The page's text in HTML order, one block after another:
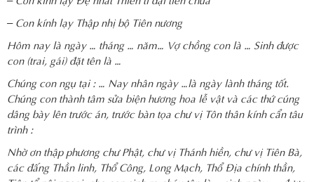
– Con kính lạy Thập nhị bộ Tiên nương
Hôm nay là ngày … tháng … năm… Vợ chồng con là … Sinh được
con (trai, gái) đặt tên là …
Chúng con ngụ tại : … Nay nhân ngày …là ngày lành tháng tốt.
Chúng con thành tâm sửa biện hương hoa lễ vật và các thứ cúng
dâng bày lên trước án, trước bàn tọa chư vị Tôn thân kính cẩn tâu
trình :
Nhờ ơn thập phương chư Phật, chư vị Thánh hiền, chư vị Tiên Bà,
các đấng Thần linh, Thổ Công, Long Mạch, Thổ Địa chính thần,